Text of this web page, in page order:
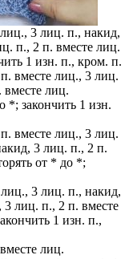
3 лиц. п., накид,
п., 2 п. вместе лиц.
1 изн. п., кром. п.
вместе лиц., 3 лиц.
лиц.
*; закончить 1 изн.
вместе лиц., 3 лиц.
3 лиц. п., 2 п.
от * до *;
3 лиц. п., накид,
лиц. п., 2 п. вместе
1 изн. п.,
лиц.